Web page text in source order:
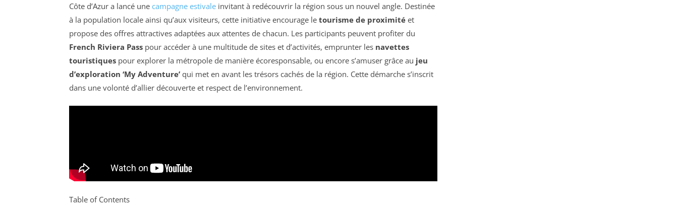
Côte d’Azur a lancé une campagne estivale invitant à redécouvrir la région sous un nouvel angle. Destinée
à la population locale ainsi qu’aux visiteurs, cette initiative encourage le tourisme de proximité et
propose des offres attractives adaptées aux attentes de chacun. Les participants peuvent profiter du
French Riviera Pass pour accéder à une multitude de sites et d’activités, emprunter les navettes
touristiques pour explorer la métropole de manière écoresponsable, ou encore s’amuser grâce au jeu
d’exploration ‘My Adventure’ qui met en avant les trésors cachés de la région. Cette démarche s’inscrit
dans une volonté d’allier découverte et respect de l’environnement.
Table of Contents